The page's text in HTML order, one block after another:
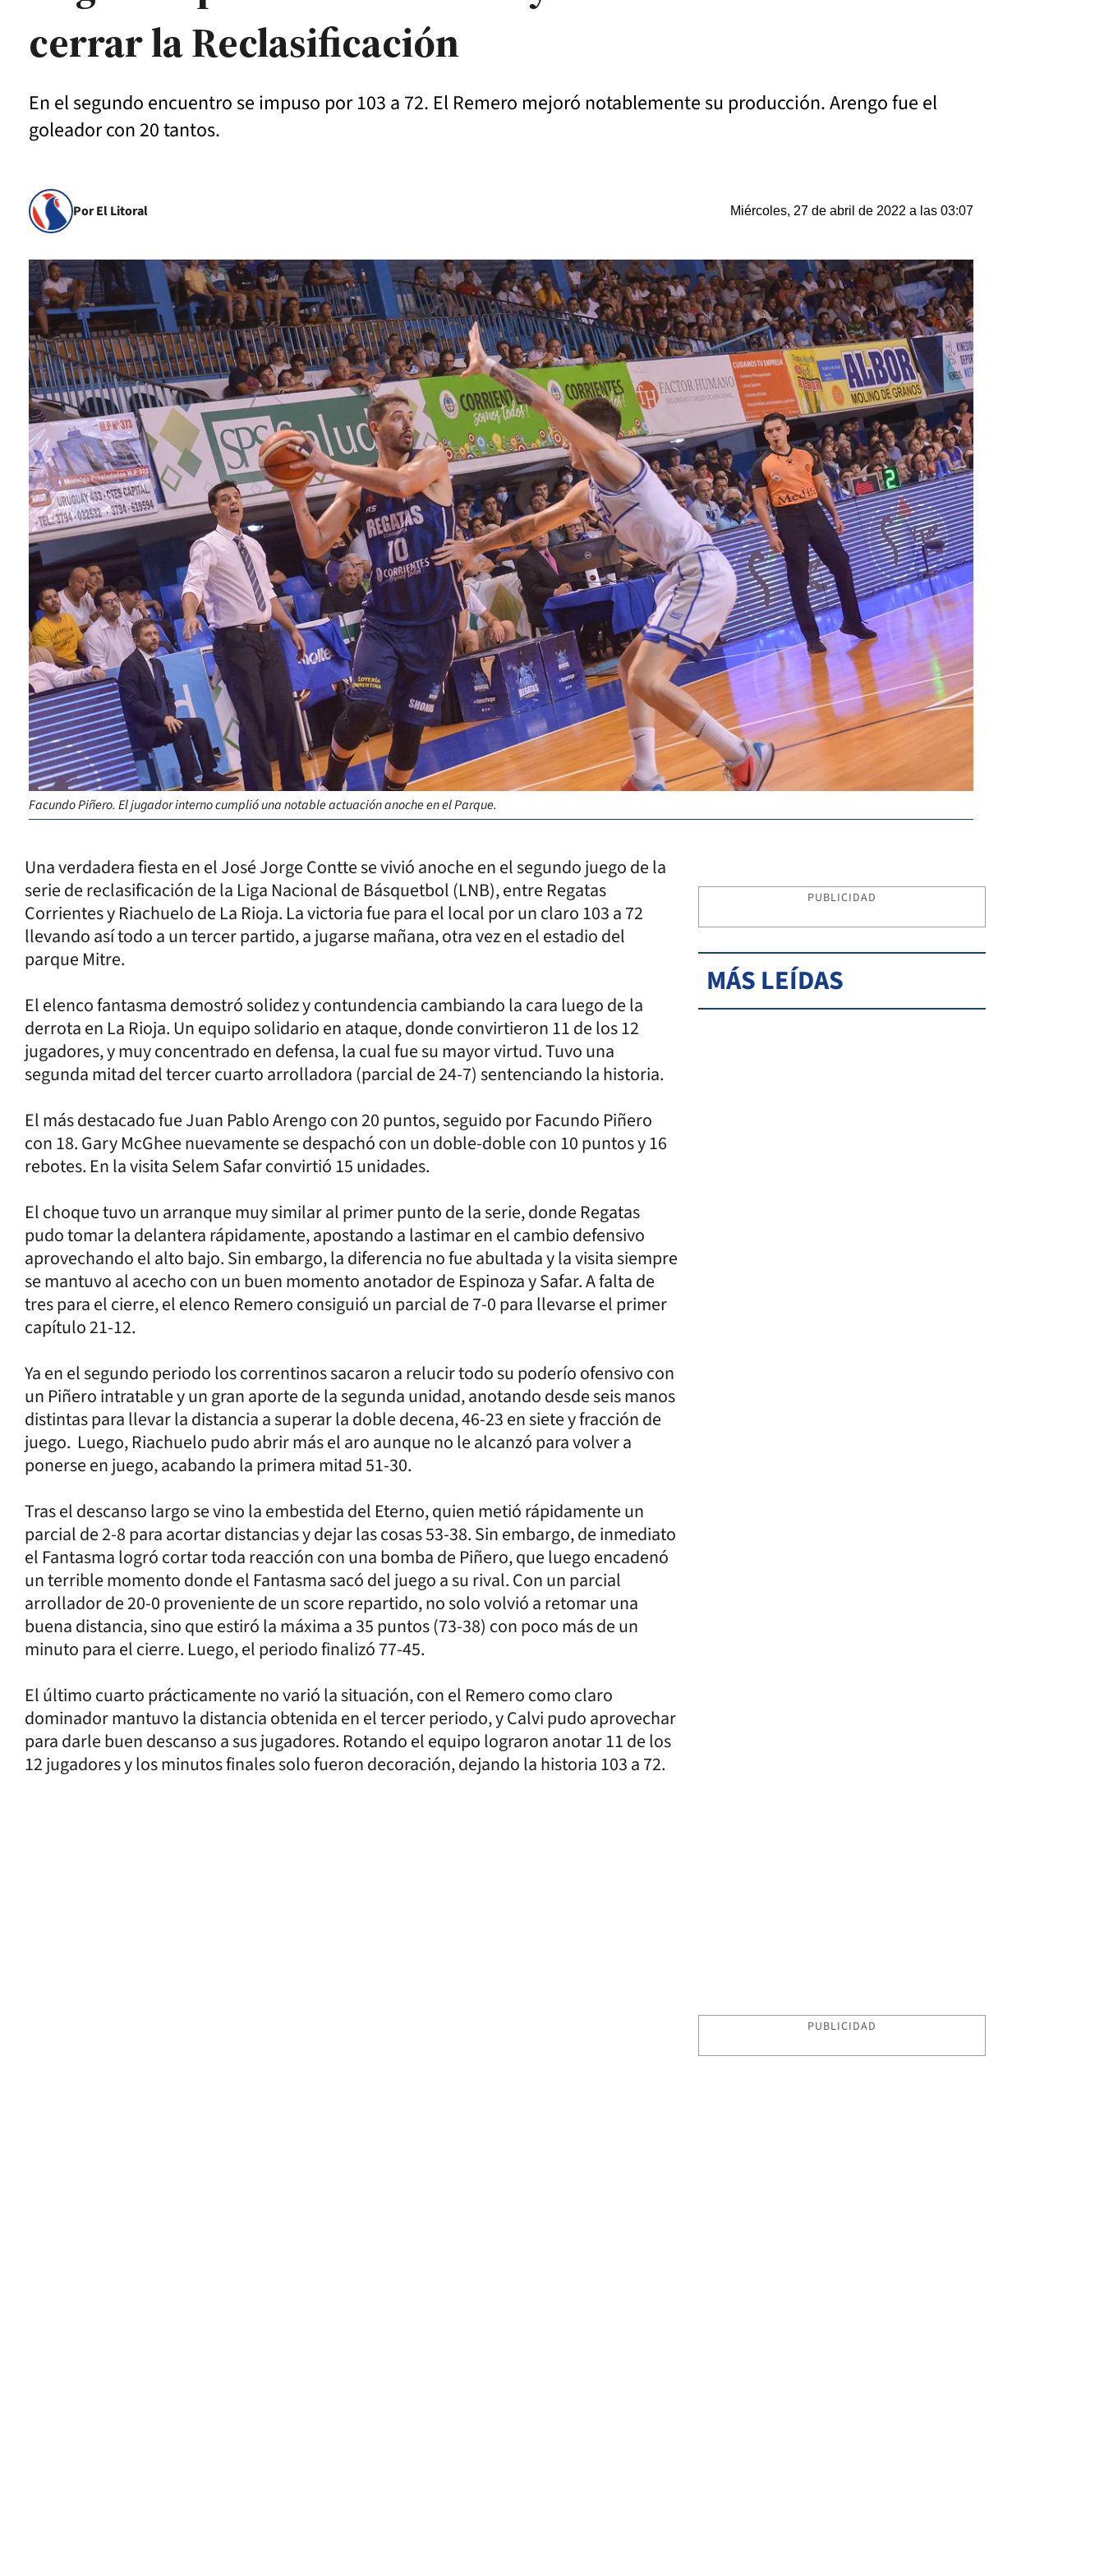
cerrar la Reclasificación
En el segundo encuentro se impuso por 103 a 72. El Remero mejoró notablemente su producción. Arengo fue el
goleador con 20 tantos.
Por El Litoral Miércoles, 27 de abril de 2022 a las 03:07
Facundo Piñero. El jugador interno cumplió una notable actuación anoche en el Parque.
Una verdadera fiesta en el José Jorge Contte se vivió anoche en el segundo juego de la
serie de reclasificación de la Liga Nacional de Básquetbol (LNB), entre Regatas
Corrientes y Riachuelo de La Rioja. La victoria fue para el local por un claro 103 a 72
llevando así todo a un tercer partido, a jugarse mañana, otra vez en el estadio del
parque Mitre.
El elenco fantasma demostró solidez y contundencia cambiando la cara luego de la
derrota en La Rioja. Un equipo solidario en ataque, donde convirtieron 11 de los 12
jugadores, y muy concentrado en defensa, la cual fue su mayor virtud. Tuvo una
segunda mitad del tercer cuarto arrolladora (parcial de 24-7) sentenciando la historia.
El más destacado fue Juan Pablo Arengo con 20 puntos, seguido por Facundo Piñero
con 18. Gary McGhee nuevamente se despachó con un doble-doble con 10 puntos y 16
rebotes. En la visita Selem Safar convirtió 15 unidades.
El choque tuvo un arranque muy similar al primer punto de la serie, donde Regatas
pudo tomar la delantera rápidamente, apostando a lastimar en el cambio defensivo
aprovechando el alto bajo. Sin embargo, la diferencia no fue abultada y la visita siempre
se mantuvo al acecho con un buen momento anotador de Espinoza y Safar. A falta de
tres para el cierre, el elenco Remero consiguió un parcial de 7-0 para llevarse el primer
capítulo 21-12.
Ya en el segundo periodo los correntinos sacaron a relucir todo su poderío ofensivo con
un Piñero intratable y un gran aporte de la segunda unidad, anotando desde seis manos
distintas para llevar la distancia a superar la doble decena, 46-23 en siete y fracción de
juego. Luego, Riachuelo pudo abrir más el aro aunque no le alcanzó para volver a
ponerse en juego, acabando la primera mitad 51-30.
Tras el descanso largo se vino la embestida del Eterno, quien metió rápidamente un
parcial de 2-8 para acortar distancias y dejar las cosas 53-38. Sin embargo, de inmediato
el Fantasma logró cortar toda reacción con una bomba de Piñero, que luego encadenó
un terrible momento donde el Fantasma sacó del juego a su rival. Con un parcial
arrollador de 20-0 proveniente de un score repartido, no solo volvió a retomar una
buena distancia, sino que estiró la máxima a 35 puntos (73-38) con poco más de un
minuto para el cierre. Luego, el periodo finalizó 77-45.
El último cuarto prácticamente no varió la situación, con el Remero como claro
dominador mantuvo la distancia obtenida en el tercer periodo, y Calvi pudo aprovechar
para darle buen descanso a sus jugadores. Rotando el equipo lograron anotar 11 de los
12 jugadores y los minutos finales solo fueron decoración, dejando la historia 103 a 72.
PUBLICIDAD
MÁS LEÍDAS
PUBLICIDAD